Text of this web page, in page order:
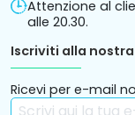
Attenzione al
alle 20.30.
Iscriviti alla
Ricevi per e-mail